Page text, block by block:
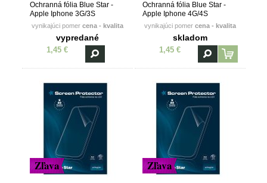
Ochranná fólia Blue Star -
Apple Iphone 3G/3S
vynikajúci pomer cena - kvalita
vypredané
1,45 €
Ochranná fólia Blue Star -
Apple Iphone 4G/4S
vynikajúci pomer cena - kvalita
skladom
1,45 €
Zľava Zľava